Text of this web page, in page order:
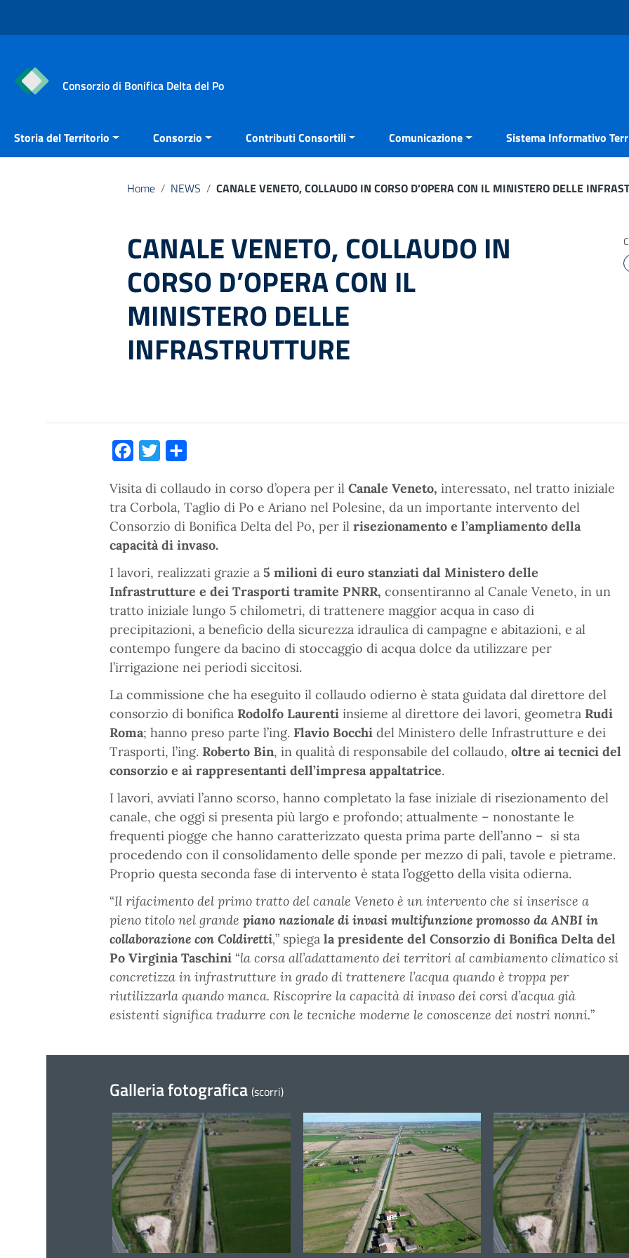
Consorzio di Bonifica Delta del Po
Storia del Territorio Consorzio Contributi Consortili Comunicazione Sistema Informativo
Home / NEWS / CANALE VENETO, COLLAUDO IN CORSO D’OPERA CON IL MINISTERO DELLE
CANALE VENETO, COLLAUDO IN
CORSO D’OPERA CON IL
MINISTERO DELLE
INFRASTRUTTURE
Facebook
Twitter
Visita di collaudo in corso d’opera per il Canale Veneto, interessato, nel tratto iniziale
tra Corbola, Taglio di Po e Ariano nel Polesine, da un importante intervento del
Consorzio di Bonifica Delta del Po, per il risezionamento e l’ampliamento della
capacità di invaso.
I lavori, realizzati grazie a 5 milioni di euro stanziati dal Ministero delle
Infrastrutture e dei Trasporti tramite PNRR, consentiranno al Canale Veneto, in un
tratto iniziale lungo 5 chilometri, di trattenere maggior acqua in caso di
precipitazioni, a beneficio della sicurezza idraulica di campagne e abitazioni, e al
contempo fungere da bacino di stoccaggio di acqua dolce da utilizzare per
l’irrigazione nei periodi siccitosi.
La commissione che ha eseguito il collaudo odierno è stata guidata dal direttore del
consorzio di bonifica Rodolfo Laurentiinsieme al direttore dei lavori, geometra Rudi
Roma; hanno preso parte l’ing. Flavio Bocchidel Ministero delle Infrastrutture e dei
Trasporti, l’ing. Roberto Bin, in qualità di responsabile del collaudo, oltre ai tecnici del
consorzio e ai rappresentanti dell’impresa appaltatrice.
I lavori, avviati l’anno scorso, hanno completato la fase iniziale di risezionamento del
canale, che oggi si presenta più largo e profondo; attualmente – nonostante le
frequenti piogge che hanno caratterizzato questa prima parte dell’anno – si sta
procedendo con il consolidamento delle sponde per mezzo di pali, tavole e pietrame.
Proprio questa seconda fase di intervento è stata l’oggetto della visita odierna.
“Il rifacimento del primo tratto del canale Veneto è un intervento che si inserisce a
pieno titolo nel grande piano nazionale di invasi multifunzione promosso da ANBI in
collaborazione con Coldiretti,” spiega la presidente del Consorzio di Bonifica Delta del
Po Virginia Taschini“la corsa all’adattamento dei territori al cambiamento climatico si
concretizza in infrastrutture in grado di trattenere l’acqua quando è troppa per
riutilizzarla quando manca. Riscoprire la capacità di invaso dei corsi d’acqua già
esistenti significa tradurre con le tecniche moderne le conoscenze dei nostri nonni.”
Galleria fotografica (scorri)